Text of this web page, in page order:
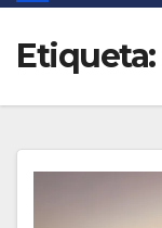
Etiqueta: